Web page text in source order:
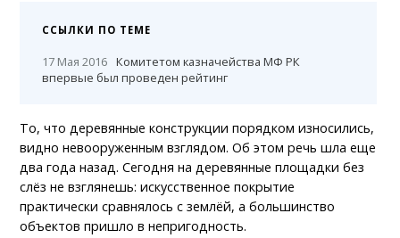
ССЫЛКИ ПО ТЕМЕ
17 Мая 2016 Комитетом казначейства МФ РК
впервые был проведен рейтинг
То, что деревянные конструкции порядком износились,
видно невооруженным взглядом. Об этом речь шла еще
два года назад. Сегодня на деревянные площадки без
слёз не взглянешь: искусственное покрытие
практически сравнялось с землёй, а большинство
объектов пришло в непригодность.